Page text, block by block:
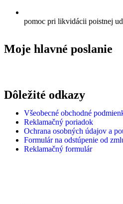
pomoc pri likvidácii poistnej
Moje hlavné poslanie
Dôležité odkazy
Všeobecné obchodné
Reklamačný poriadok
Ochrana osobných údajov a
Formulár na odstúpenie od
Reklamačný formulár